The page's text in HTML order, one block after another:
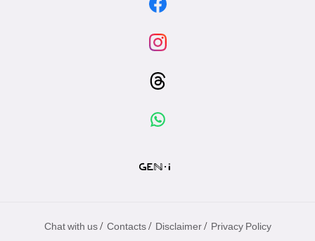
Chat with us / Contacts / Disclaimer / Privacy Policy